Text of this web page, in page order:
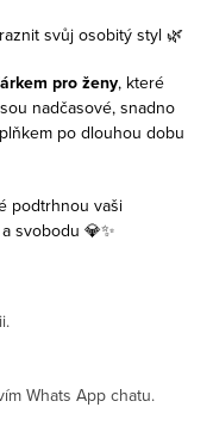
svůj osobitý styl 🌿
pro ženy, které
nadčasové, snadno
po dlouhou dobu
podtrhnou vaši
svobodu 💎✨
Whats App chatu.